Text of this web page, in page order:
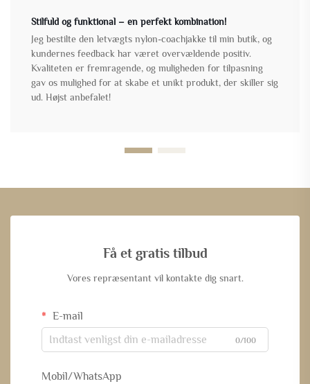
Stilfuld og funktional – en perfekt kombination!
Jeg bestilte den letvægts nylon-coachjakke til min butik, og
kundernes feedback har været overvældende positiv.
Kvaliteten er fremragende, og muligheden for tilpasning
gav os mulighed for at skabe et unikt produkt, der skiller sig
ud. Højst anbefalet!
Få et gratis tilbud
Vores repræsentant vil kontakte dig snart.
E-mail
0/100
Mobil/WhatsApp